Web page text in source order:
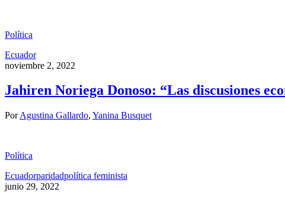
Política
Ecuador
noviembre 2, 2022
Jahiren Noriega Donoso: “Las discusiones
PorAgustina Gallardo, Yanina Busquet
Política
Ecuadorparidadpolítica feminista
junio 29, 2022